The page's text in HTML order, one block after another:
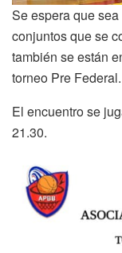
Se espera que
conjuntos que se
también se están
torneo Pre Federal.
El encuentro se
21.30.